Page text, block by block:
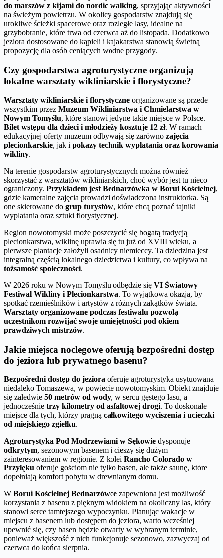
do marszów z kijami do nordic walking, sprzyjając aktywności
na świeżym powietrzu. W okolicy gospodarstw znajdują się
urokliwe ścieżki spacerowe oraz rozległe lasy, idealne na
grzybobranie, które trwa od czerwca aż do listopada. Dodatkowo
jeziora dostosowane do kąpieli i kajakarstwa stanowią świetną
propozycję dla osób ceniących wodne przygody.
Czy gospodarstwa agroturystyczne organizują
lokalne warsztaty wikliniarskie i florystyczne?
Warsztaty wikliniarskie i florystyczne organizowane są przede
wszystkim przez Muzeum Wikliniarstwa i Chmielarstwa w
Nowym Tomyślu, które stanowi jedyne takie miejsce w Polsce.
Bilet wstępu dla dzieci i młodzieży kosztuje 12 zł. W ramach
edukacyjnej oferty muzeum odbywają się zarówno zajęcia
plecionkarskie, jak i pokazy technik wyplatania oraz korowania
wikliny.
Na terenie gospodarstw agroturystycznych można również
skorzystać z warsztatów wikliniarskich, choć wybór jest tu nieco
ograniczony. Przykładem jest Bednarzówka w Borui Kościelnej,
gdzie kameralne zajęcia prowadzi doświadczona instruktorka. Są
one skierowane do grup turystów, które chcą poznać tajniki
wyplatania oraz sztuki florystycznej.
Region nowotomyski może poszczycić się bogatą tradycją
plecionkarstwa, wiklinę uprawia się tu już od XVIII wieku, a
pierwsze plantacje założyli osadnicy niemieccy. Ta dziedzina jest
integralną częścią lokalnego dziedzictwa i kultury, co wpływa na
tożsamość społeczności.
W 2026 roku w Nowym Tomyślu odbędzie się VI Światowy
Festiwal Wikliny i Plecionkarstwa. To wyjątkowa okazja, by
spotkać rzemieślników i artystów z różnych zakątków świata.
Warsztaty organizowane podczas festiwalu pozwolą
uczestnikom rozwijać swoje umiejętności pod okiem
prawdziwych mistrzów.
Jakie miejsca noclegowe oferują bezpośredni dostęp
do jeziora lub prywatnego basenu?
Bezpośredni dostęp do jeziora oferuje agroturystyka usytuowana
niedaleko Tomaszewa, w powiecie nowotomyskim. Obiekt znajduje
się zaledwie 50 metrów od wody, w sercu gęstego lasu, a
jednocześnie trzy kilometry od asfaltowej drogi. To doskonałe
miejsce dla tych, którzy pragną całkowitego wyciszenia i ucieczki
od miejskiego zgiełku.
Agroturystyka Pod Modrzewiami w Sękowie dysponuje
odkrytym, sezonowym basenem i cieszy się dużym
zainteresowaniem w regionie. Z kolei Rancho Colorado w
Przyłęku oferuje gościom nie tylko basen, ale także saunę, które
dopełniają komfort pobytu w drewnianym domu.
W Borui Kościelnej Bednarzówce zapewniona jest możliwość
korzystania z basenu z pięknym widokiem na okoliczny las, który
stanowi serce tamtejszego wypoczynku. Planując wakacje w
miejscu z basenem lub dostępem do jeziora, warto wcześniej
upewnić się, czy basen będzie otwarty w wybranym terminie,
ponieważ większość z nich funkcjonuje sezonowo, zazwyczaj od
czerwca do końca sierpnia.